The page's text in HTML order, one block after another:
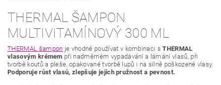
THERMAL ŠAMPON
MULTIVITAMÍNOVÝ 300 ML
THERMAL šampon je vhodné používat v kombinaci sTHERMAL
vlasovým krémem při nadměrném vypadávání a lámání vlasů, při
tvorbě koutů a pleše, opakované tvorbě lupů i na silně poškozené vlasy.
Podporuje růst vlasů, zlepšuje jejich pružnost a pevnost.